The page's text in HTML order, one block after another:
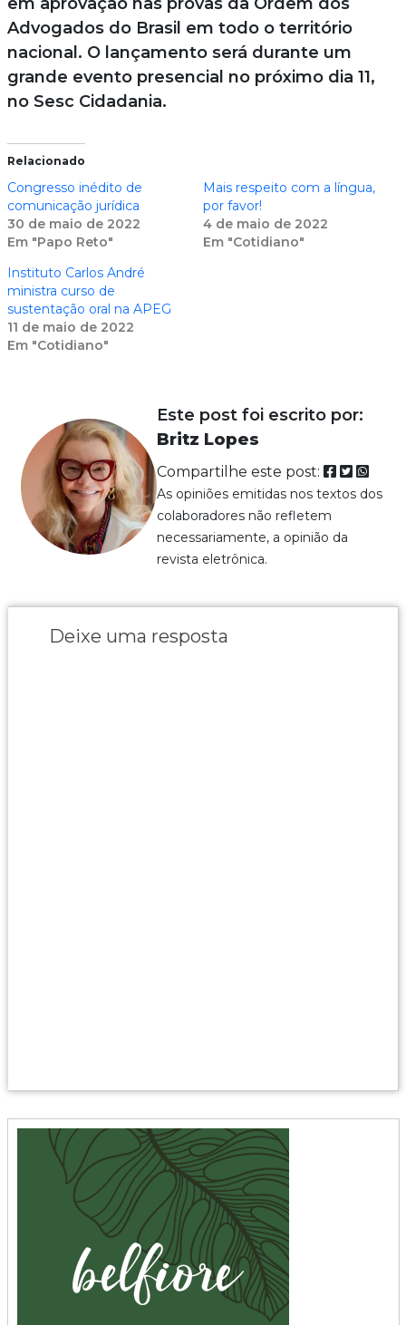
Advogados do Brasil em todo o território
nacional. O lançamento será durante um
grande evento presencial no próximo dia 11,
no Sesc Cidadania.
Relacionado
Congresso inédito de
comunicação jurídica
30 de maio de 2022
Em "Papo Reto"
Mais respeito com a língua,
por favor!
4 de maio de 2022
Em "Cotidiano"
Instituto Carlos André
ministra curso de
sustentação oral na APEG
11 de maio de 2022
Em "Cotidiano"
Este post foi escrito por:
Britz Lopes
Compartilhe este post:
As opiniões emitidas nos textos dos
colaboradores não refletem
necessariamente, a opinião da
revista eletrônica.
Deixe uma resposta